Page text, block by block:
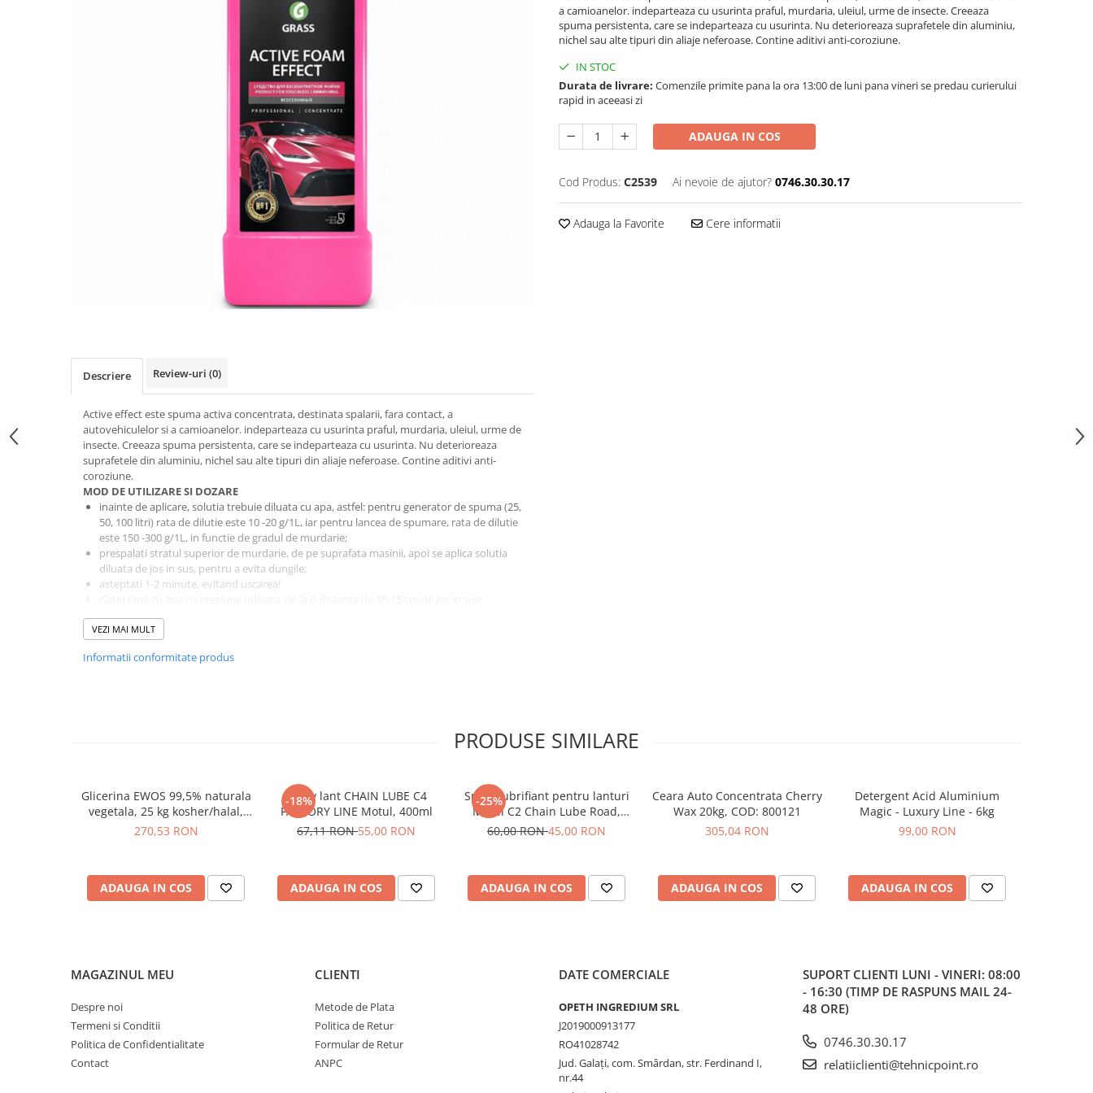
a camioanelor. indeparteaza cu usurinta praful, murdaria, uleiul, urme de insecte. Creeaza
spuma persistenta, care se indeparteaza cu usurinta. Nu deterioreaza suprafetele din aluminiu,
nichel sau alte tipuri din aliaje neferoase. Contine aditivi anti-coroziune.
IN STOC
Durata de livrare: Comenzile primite pana la ora 13:00 de luni pana vineri se predau curierului
rapid in aceeasi zi
ADAUGA IN COS
Cod Produs: C2539 Ai nevoie de ajutor? 0746.30.30.17
Adauga la Favorite Cere informatii
Descriere Review-uri (0)
Active effect este spuma activa concentrata, destinata spalarii, fara contact, a
autovehiculelor si a camioanelor. indeparteaza cu usurinta praful, murdaria, uleiul, urme de
insecte. Creeaza spuma persistenta, care se indeparteaza cu usurinta. Nu deterioreaza
suprafetele din aluminiu, nichel sau alte tipuri din aliaje neferoase. Contine aditivi anti-
coroziune.
MOD DE UTILIZARE SI DOZARE
inainte de aplicare, solutia trebuie diluata cu apa, astfel: pentru generator de spuma (25,
50, 100 litri) rata de dilutie este 10 -20 g/1L, iar pentru lancea de spumare, rata de dilutie
este 150 -300 g/1L, in functie de gradul de murdarie;
prespalati stratul superior de murdarie, de pe suprafata masinii, apoi se aplica solutia
diluata de jos in sus, pentru a evita dungile;
asteptati 1-2 minute, evitand uscarea!
MASURI DE SECURITATE
Produsul este activ! Nu utilizati pe suprafete fierbinti! A nu se lasa pe suprafata tratata mai
H318 - Cauzeaza vatamari grave ale ochilor; H315 - Provoaca iritarea pielii; P101: Daca este
CAZ DE CONTACT CU OCHII: Clatiti cu atentie cu apa timp de cateva minute. indepartati
conformitate cu sistemul separat de colectare utilizat
VEZI MAI MULT
Informatii conformitate produs
PRODUSE SIMILARE
Glicerina EWOS 99,5% naturala
vegetala, 25 kg kosher/halal,
grad farmaceutic
270,53 RON
ADAUGA IN COS
-18%
Spray lant CHAIN LUBE C4
FACTORY LINE Motul, 400ml
67,11 RON55,00 RON
ADAUGA IN COS
-25%
Spray lubrifiant pentru lanturi
Motul C2 Chain Lube Road,
400ml
60,00 RON45,00 RON
ADAUGA IN COS
Ceara Auto Concentrata Cherry
Wax 20kg, COD: 800121
305,04 RON
ADAUGA IN COS
Detergent Acid Aluminium
Magic - Luxury Line - 6kg
99,00 RON
ADAUGA IN COS
MAGAZINUL MEU
Despre noi
Termeni si Conditii
Politica de Confidentialitate
Contact
CLIENTI
Metode de Plata
Politica de Retur
Formular de Retur
ANPC
DATE COMERCIALE
OPETH INGREDIUM SRL
J2019000913177
RO41028742
Jud. Galaţi, com. Smârdan, str. Ferdinand I,
nr.44
SUPORT CLIENTI LUNI - VINERI: 08:00
- 16:30 (TIMP DE RASPUNS MAIL 24-
48 ORE)
0746.30.30.17
relatiiclienti@tehnicpoint.ro